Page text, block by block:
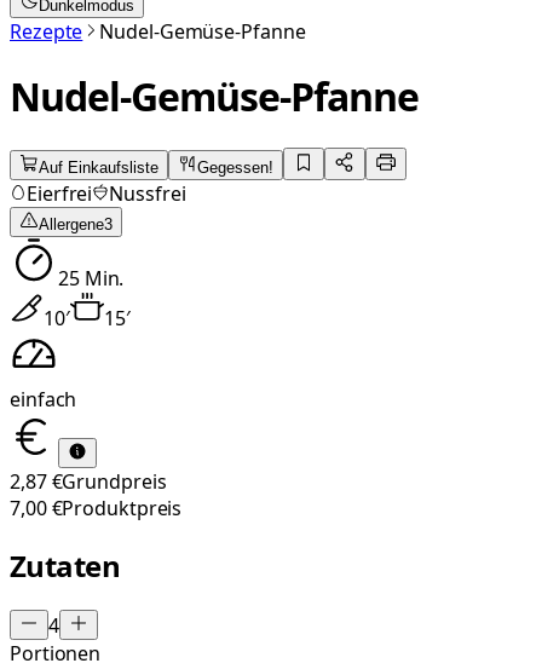
Dunkelmodus
Rezepte Nudel-Gemüse-Pfanne
Nudel-Gemüse-Pfanne
Auf Einkaufsliste Gegessen!
Eierfrei Nussfrei
Allergene3
25Min.
10′ 15′
einfach
2,87 €Grundpreis
7,00 €Produktpreis
Zutaten
4
Portionen